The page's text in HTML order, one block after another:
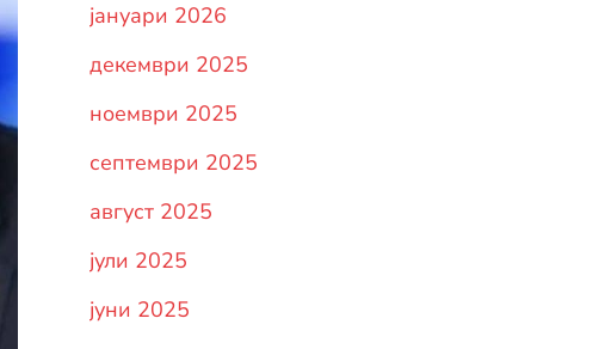
јануари 2026
декември 2025
ноември 2025
септември 2025
август 2025
јули 2025
јуни 2025